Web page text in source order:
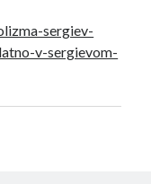
sergiev-
v-sergievom-